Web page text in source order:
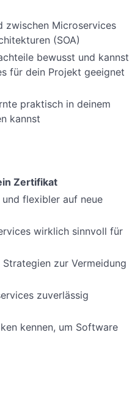
zwischen Microservices
(SOA)
bewusst und kannst
für dein Projekt geeignet
praktisch in deinem
kannst
Zertifikat
flexibler auf neue
wirklich sinnvoll für
zur Vermeidung
zuverlässig
kennen, um Software